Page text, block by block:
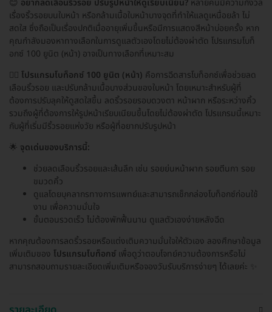
เรื่องริ้วรอยบนใบหน้า หรือกล้ามเนื้อใบหน้าบางจุดที่ทำให้แลดูเหนื่อยล้า ไม่
สดใส ซึ่งถือเป็นเรื่องปกติเมื่ออายุเพิ่มขึ้นหรือมีการแสดงสีหน้าบ่อยครั้ง หาก
คุณกำลังมองหาทางเลือกในการดูแลตัวเองโดยไม่ต้องผ่าตัด โปรแกรมโบท็
อกซ์ 100 ยูนิต (หน้า) อาจเป็นทางเลือกที่เหมาะสม
🧑‍⚕️ โปรแกรมโบท็อกซ์ 100 ยูนิต (หน้า) คือการฉีดสารโบท็อกซ์เพื่อช่วยลด
เลือนริ้วรอย และปรับกล้ามเนื้อบางส่วนของใบหน้า โดยเหมาะสำหรับผู้ที่
ต้องการปรับลุคให้ดูสดใสขึ้น ลดริ้วรอยรอบดวงตา หน้าผาก หรือระหว่างคิ้ว
รวมถึงผู้ที่ต้องการให้รูปหน้าเรียบเนียนขึ้นโดยไม่ต้องผ่าตัด โปรแกรมนี้เหมาะ
กับผู้ที่เริ่มมีริ้วรอยแห่งวัย หรือผู้ที่อยากปรับรูปหน้า
🌟 จุดเด่นของบริการนี้:
ช่วยลดเลือนริ้วรอยและเส้นลึก เช่น รอยย่นหน้าผาก รอยตีนกา รอย
ขมวดคิ้ว
ดูแลโดยบุคลากรทางการแพทย์และสามารถเช็กกล่องโบท็อกซ์ก่อนใช้
งาน เพื่อความมั่นใจ
ขั้นตอนรวดเร็ว ไม่ต้องพักฟื้นนาน ดูแลตัวเองง่ายหลังฉีด
หากคุณต้องการลดริ้วรอยหรือแต่งเติมความมั่นใจให้ตัวเอง ลองศึกษาข้อมูล
เพิ่มเติมของ โปรแกรมโบท็อกซ์ เพื่อดูว่าตอบโจทย์ความต้องการหรือไม่
สามารถสอบถามรายละเอียดเพิ่มเติมหรือจองวันรับบริการง่ายๆ ได้เลยค่ะ ✨